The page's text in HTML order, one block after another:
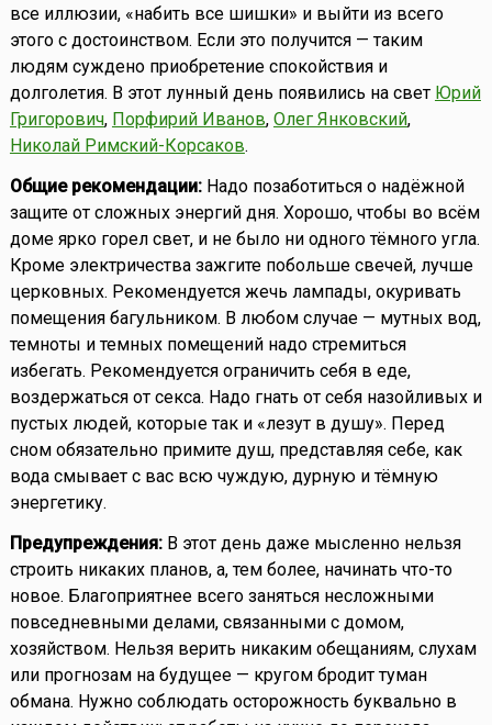
все иллюзии, «набить все шишки» и выйти из всего
этого с достоинством. Если это получится — таким
людям суждено приобретение спокойствия и
долголетия. В этот лунный день появились на свет Юрий
Григорович, Порфирий Иванов, Олег Янковский,
Николай Римский-Корсаков.
Общие рекомендации:Надо позаботиться о надёжной
защите от сложных энергий дня. Хорошо, чтобы во всём
доме ярко горел свет, и не было ни одного тёмного угла.
Кроме электричества зажгите побольше свечей, лучше
церковных. Рекомендуется жечь лампады, окуривать
помещения багульником. В любом случае — мутных вод,
темноты и темных помещений надо стремиться
избегать. Рекомендуется ограничить себя в еде,
воздержаться от секса. Надо гнать от себя назойливых и
пустых людей, которые так и «лезут в душу». Перед
сном обязательно примите душ, представляя себе, как
вода смывает с вас всю чуждую, дурную и тёмную
энергетику.
Предупреждения:В этот день даже мысленно нельзя
строить никаких планов, а, тем более, начинать что-то
новое. Благоприятнее всего заняться несложными
повседневными делами, связанными с домом,
хозяйством. Нельзя верить никаким обещаниям, слухам
или прогнозам на будущее — кругом бродит туман
обмана. Нужно соблюдать осторожность буквально в